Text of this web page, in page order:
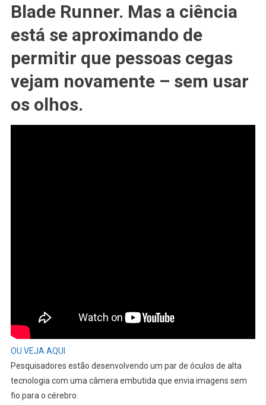
Para
Restaurar
A
Visão
Chip
Cérebro
Blade Runner. Mas a ciência
está se aproximando de
permitir que pessoas cegas
vejam novamente – sem usar
os olhos.
OU VEJA AQUI
Pesquisadores estão desenvolvendo um par de óculos de alta
tecnologia com uma câmera embutida que envia imagens sem
fio para o cérebro.